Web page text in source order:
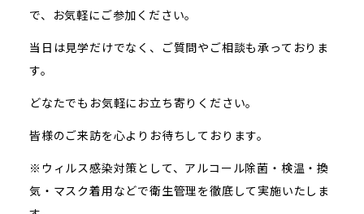
で、お気軽にご参加ください。
当日は見学だけでなく、ご質問やご相談も承っておりま
す。
どなたでもお気軽にお立ち寄りください。
皆様のご来訪を心よりお待ちしております。
※ウィルス感染対策として、アルコール除菌・検温・換
気・マスク着用などで衛生管理を徹底して実施いたしま